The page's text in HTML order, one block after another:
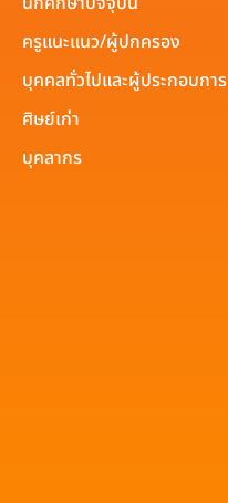
ครูแนะแนว/ผู้ปกครอง
บุคคลทั่วไปและผู้ประกอบการ
ศิษย์เก่า
บุคลากร